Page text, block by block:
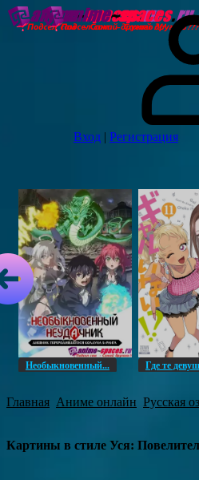
Вход | Регистрация
Необыкновенный... Где те
Главная Аниме онлайн Русская
Картины в стиле Уся: